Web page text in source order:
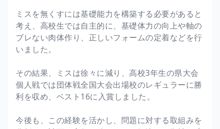
ミスを無くすには基礎能力を構築する必要があると
考え、高校生では自主的に、基礎体力の向上や軸の
ブレない肉体作り、正しいフォームの定着などを行
いました。
その結果、ミスは徐々に減り、高校3年生の県大会
個人戦では団体戦全国大会出場校のレギュラーに勝
利を収め、ベスト16に入賞しました。
今後も、この経験を活かし、問題に対する取組みを